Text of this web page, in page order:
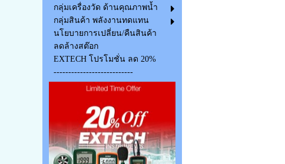
กลุ่มเครื่องวัด ด้านคุณภาพน้ำ
กลุ่มสินค้า พลังงานทดแทน
นโยบายการเปลี่ยน/คืนสินค้า
ลดล้างสต๊อก
EXTECH โปรโมชั่น ลด 20%
---------------------------